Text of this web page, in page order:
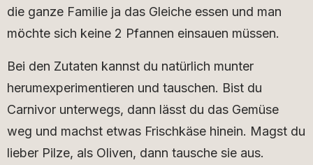
die ganze Familie ja das Gleiche essen und man
möchte sich keine 2 Pfannen einsauen müssen.
Bei den Zutaten kannst du natürlich munter
herumexperimentieren und tauschen. Bist du
Carnivor unterwegs, dann lässt du das Gemüse
weg und machst etwas Frischkäse hinein. Magst du
lieber Pilze, als Oliven, dann tausche sie aus.